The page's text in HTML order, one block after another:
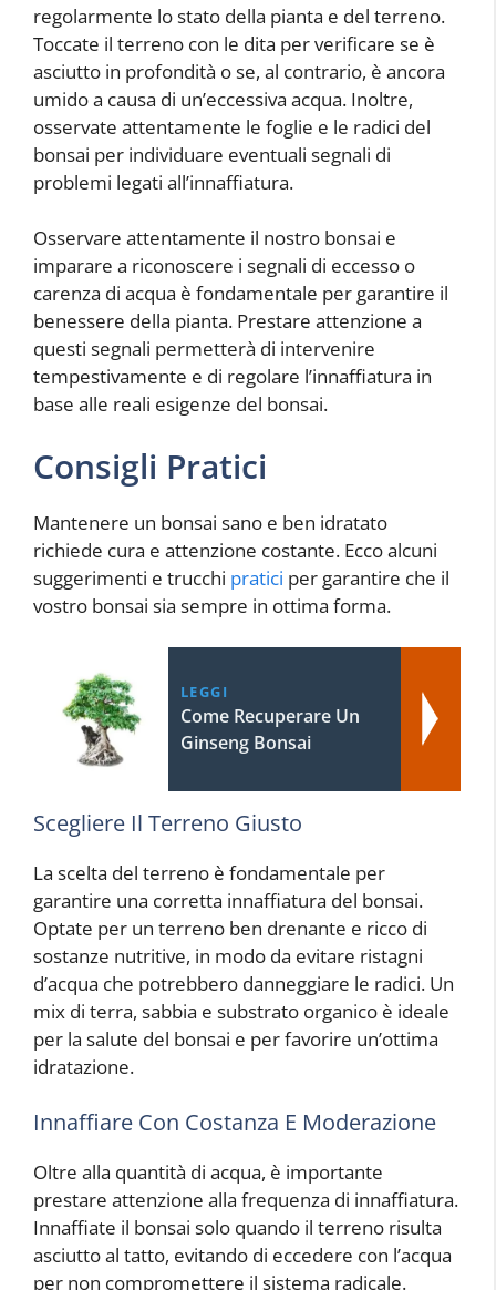
regolarmente lo stato della pianta e del terreno.
Toccate il terreno con le dita per verificare se è
asciutto in profondità o se, al contrario, è ancora
umido a causa di un’eccessiva acqua. Inoltre,
osservate attentamente le foglie e le radici del
bonsai per individuare eventuali segnali di
problemi legati all’innaffiatura.
Osservare attentamente il nostro bonsai e
imparare a riconoscere i segnali di eccesso o
carenza di acqua è fondamentale per garantire il
benessere della pianta. Prestare attenzione a
questi segnali permetterà di intervenire
tempestivamente e di regolare l’innaffiatura in
base alle reali esigenze del bonsai.
Consigli Pratici
Mantenere un bonsai sano e ben idratato
richiede cura e attenzione costante. Ecco alcuni
suggerimenti e trucchi pratici per garantire che il
vostro bonsai sia sempre in ottima forma.
LEGGI
Come Recuperare Un
Ginseng Bonsai
Scegliere Il Terreno Giusto
La scelta del terreno è fondamentale per
garantire una corretta innaffiatura del bonsai.
Optate per un terreno ben drenante e ricco di
sostanze nutritive, in modo da evitare ristagni
d’acqua che potrebbero danneggiare le radici. Un
mix di terra, sabbia e substrato organico è ideale
per la salute del bonsai e per favorire un’ottima
idratazione.
Innaffiare Con Costanza E Moderazione
Oltre alla quantità di acqua, è importante
prestare attenzione alla frequenza di innaffiatura.
Innaffiate il bonsai solo quando il terreno risulta
asciutto al tatto, evitando di eccedere con l’acqua
per non compromettere il sistema radicale.